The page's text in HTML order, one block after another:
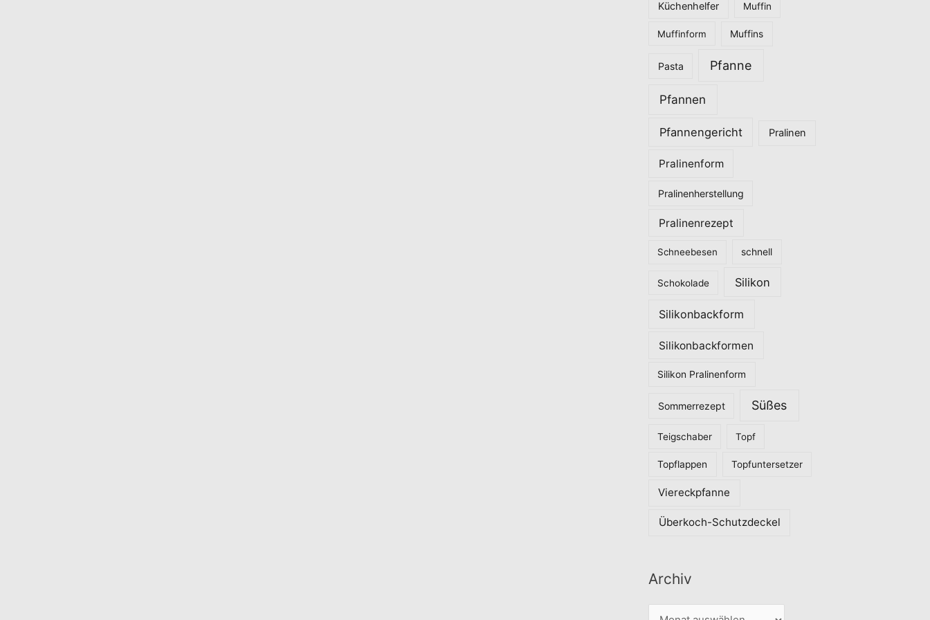
Küchenhelfer Muffin
Muffinform Muffins
Pasta Pfanne
Pfannen
Pfannengericht Pralinen
Pralinenform
Pralinenherstellung
Pralinenrezept
Schneebesen schnell
Schokolade Silikon
Silikonbackform
Silikonbackformen
Silikon Pralinenform
Sommerrezept Süßes
Teigschaber Topf
Topflappen Topfuntersetzer
Viereckpfanne
Überkoch-Schutzdeckel
Archiv